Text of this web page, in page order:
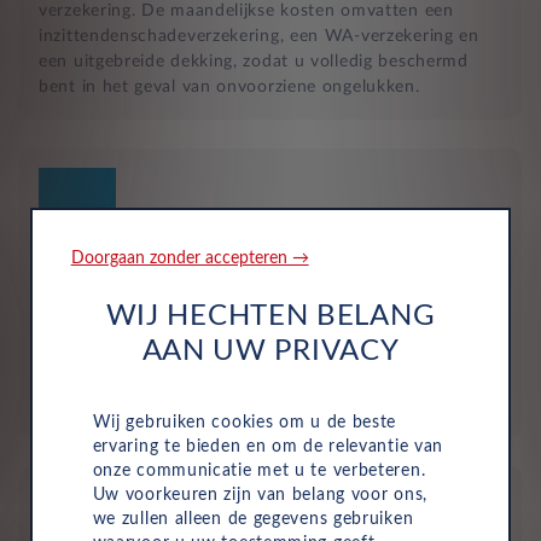
verzekering. De maandelijkse kosten omvatten een
inzittendenschadeverzekering, een WA-verzekering en
een uitgebreide dekking, zodat u volledig beschermd
bent in het geval van onvoorziene ongelukken.
Bij zakelijke lease is de leasemaatschappij eigenaar van
de auto en betaalt u een vast maandbedrag. Hierdoor
Doorgaan zonder accepteren →
WIJ HECHTEN BELANG
AAN UW PRIVACY
Wij gebruiken cookies om u de beste
ervaring te bieden en om de relevantie van
onze communicatie met u te verbeteren.
Uw voorkeuren zijn van belang voor ons,
we zullen alleen de gegevens gebruiken